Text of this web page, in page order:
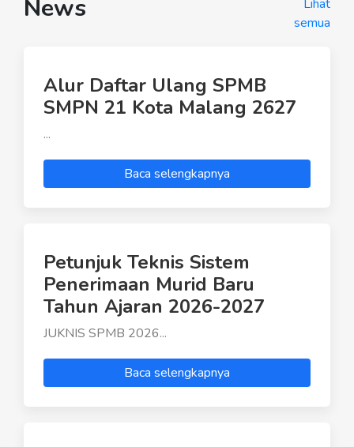
News
Lihat
semua
Alur Daftar Ulang SPMB
SMPN 21 Kota Malang 2627
...
Baca selengkapnya
Petunjuk Teknis Sistem
Penerimaan Murid Baru
Tahun Ajaran 2026-2027
JUKNIS SPMB 2026...
Baca selengkapnya